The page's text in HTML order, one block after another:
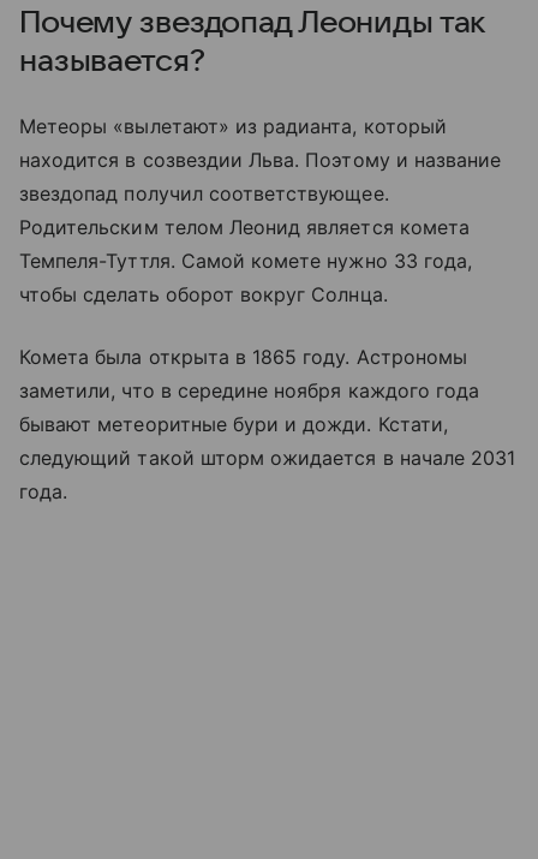
Почему звездопад Леониды так
называется?
Метеоры «вылетают» из радианта, который
находится в созвездии Льва. Поэтому и название
звездопад получил соответствующее.
Родительским телом Леонид является комета
Темпеля-Туттля. Самой комете нужно 33 года,
чтобы сделать оборот вокруг Солнца.
Комета была открыта в 1865 году. Астрономы
заметили, что в середине ноября каждого года
бывают метеоритные бури и дожди. Кстати,
следующий такой шторм ожидается в начале 2031
года.